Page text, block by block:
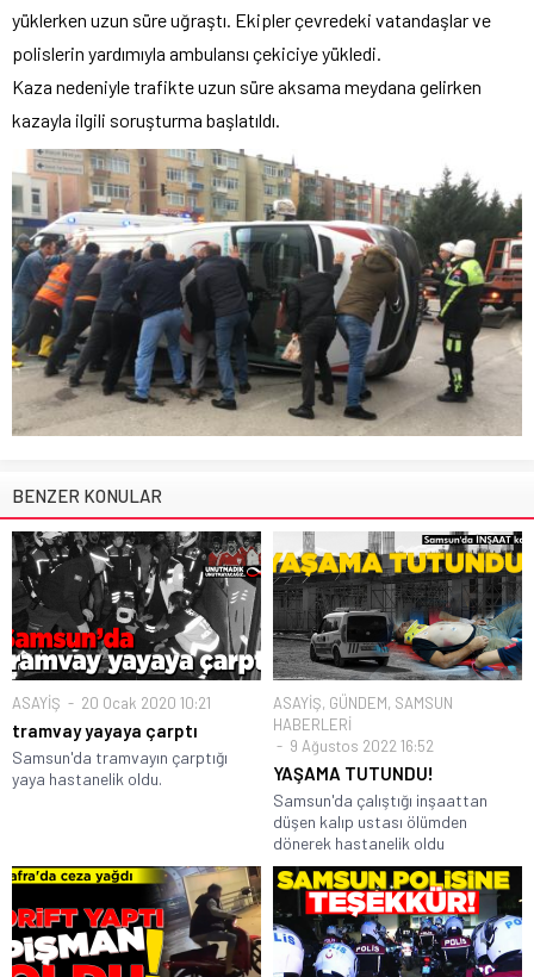
yüklerken uzun süre uğraştı. Ekipler çevredeki vatandaşlar ve
polislerin yardımıyla ambulansı çekiciye yükledi.
Kaza nedeniyle trafikte uzun süre aksama meydana gelirken
kazayla ilgili soruşturma başlatıldı.
BENZER KONULAR
ASAYİŞ 20 Ocak 2020 10:21
tramvay yayaya çarptı
Samsun'da tramvayın çarptığı
yaya hastanelik oldu.
ASAYİŞ, GÜNDEM, SAMSUN
HABERLERİ
9 Ağustos 2022 16:52
YAŞAMA TUTUNDU!
Samsun'da çalıştığı inşaattan
düşen kalıp ustası ölümden
dönerek hastanelik oldu